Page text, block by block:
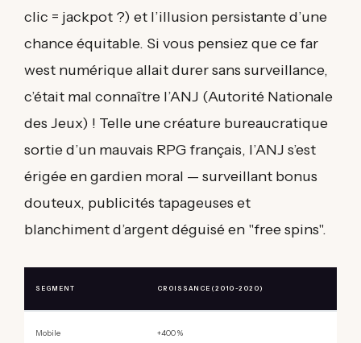
clic = jackpot ?) et l’illusion persistante d’une
chance équitable. Si vous pensiez que ce far
west numérique allait durer sans surveillance,
c’était mal connaître l’ANJ (Autorité Nationale
des Jeux) ! Telle une créature bureaucratique
sortie d’un mauvais RPG français, l’ANJ s’est
érigée en gardien moral — surveillant bonus
douteux, publicités tapageuses et
blanchiment d’argent déguisé en "free spins".
SEGMENT CROISSANCE (2010-2020)
Mobile +400 %